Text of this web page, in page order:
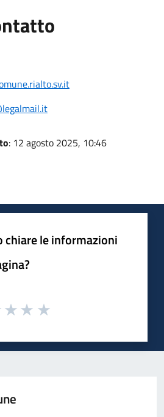
: 12 agosto 2025, 10:46
chiare le informazioni